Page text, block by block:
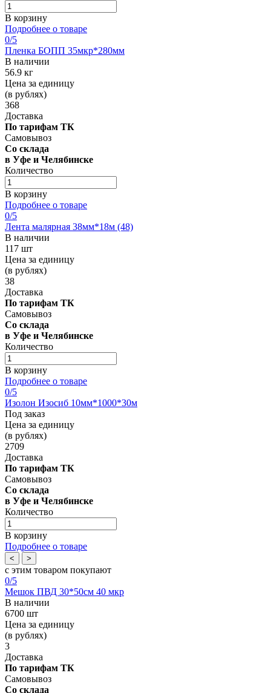
В корзину
Подробнее о товаре
0/5
Пленка БОПП 35мкр*280мм
В наличии
56.9 кг
Цена за единицу
(в рублях)
368
Доставка
По тарифам ТК
Самовывоз
Со склада
в Уфе и Челябинске
Количество
В корзину
Подробнее о товаре
0/5
Лента малярная 38мм*18м (48)
В наличии
117 шт
Цена за единицу
(в рублях)
38
Доставка
По тарифам ТК
Самовывоз
Со склада
в Уфе и Челябинске
Количество
В корзину
Подробнее о товаре
0/5
Изолон Изосиб 10мм*1000*30м
Под заказ
Цена за единицу
(в рублях)
2709
Доставка
По тарифам ТК
Самовывоз
Со склада
в Уфе и Челябинске
Количество
В корзину
Подробнее о товаре
< >
с этим товаром покупают
0/5
Мешок ПВД 30*50см 40 мкр
В наличии
6700 шт
Цена за единицу
(в рублях)
3
Доставка
По тарифам ТК
Самовывоз
Со склада